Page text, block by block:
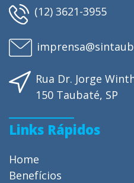
(12) 3621-3955
Rua Dr. Jorge
150 Taubaté, SP
Links Rápidos
Home
Benefícios